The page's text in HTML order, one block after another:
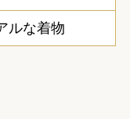
ルな着物